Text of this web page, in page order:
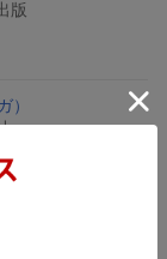
版
）